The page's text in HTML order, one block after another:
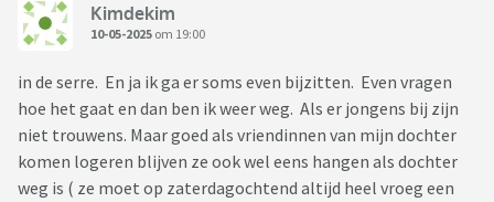
Kimdekim
10-05-2025 om 19:00
in de serre. En ja ik ga er soms even bijzitten. Even vragen
hoe het gaat en dan ben ik weer weg. Als er jongens bij zijn
niet trouwens. Maar goed als vriendinnen van mijn dochter
komen logeren blijven ze ook wel eens hangen als dochter
weg is ( ze moet op zaterdagochtend altijd heel vroeg een